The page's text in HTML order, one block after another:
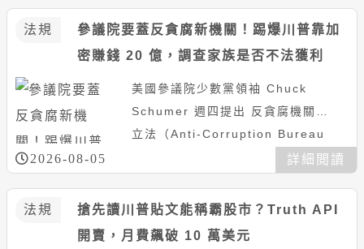
法規
參議院要蓋反貪腐新機關！踢爆川普靠加
密賺錢 20 億，調查家族是否不法獲利
美國參議院少數黨領袖 Chuck
Schumer 週四提出 反貪腐機關建
立法（Anti-Corruption Bureau
Creation Act），目標直指...
2026-08-05 詳細閲讀
法規
搶先讀川普貼文能稱霸股市？Truth API
開賣，月費飆破 10 萬美元